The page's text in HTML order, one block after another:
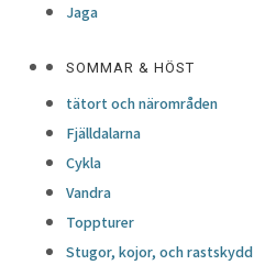
Jaga
SOMMAR & HÖST
tätort och närområden
Fjälldalarna
Cykla
Vandra
Toppturer
Stugor, kojor, och rastskydd